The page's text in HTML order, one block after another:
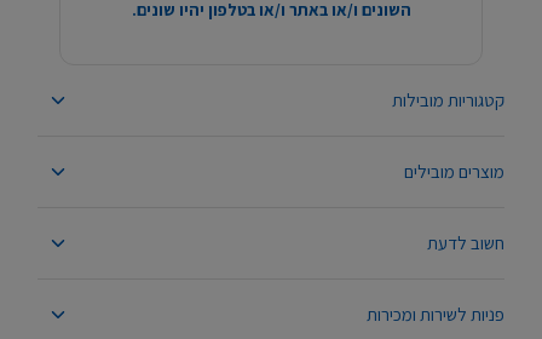
קטגוריות מובילות
מוצרים מובילים
חשוב לדעת
פניות לשירות ומכירות
השונים ו/או באתר ו/או בטלפון יהיו שונים.